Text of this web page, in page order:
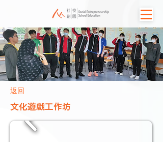
返回
文化遊戲工作坊